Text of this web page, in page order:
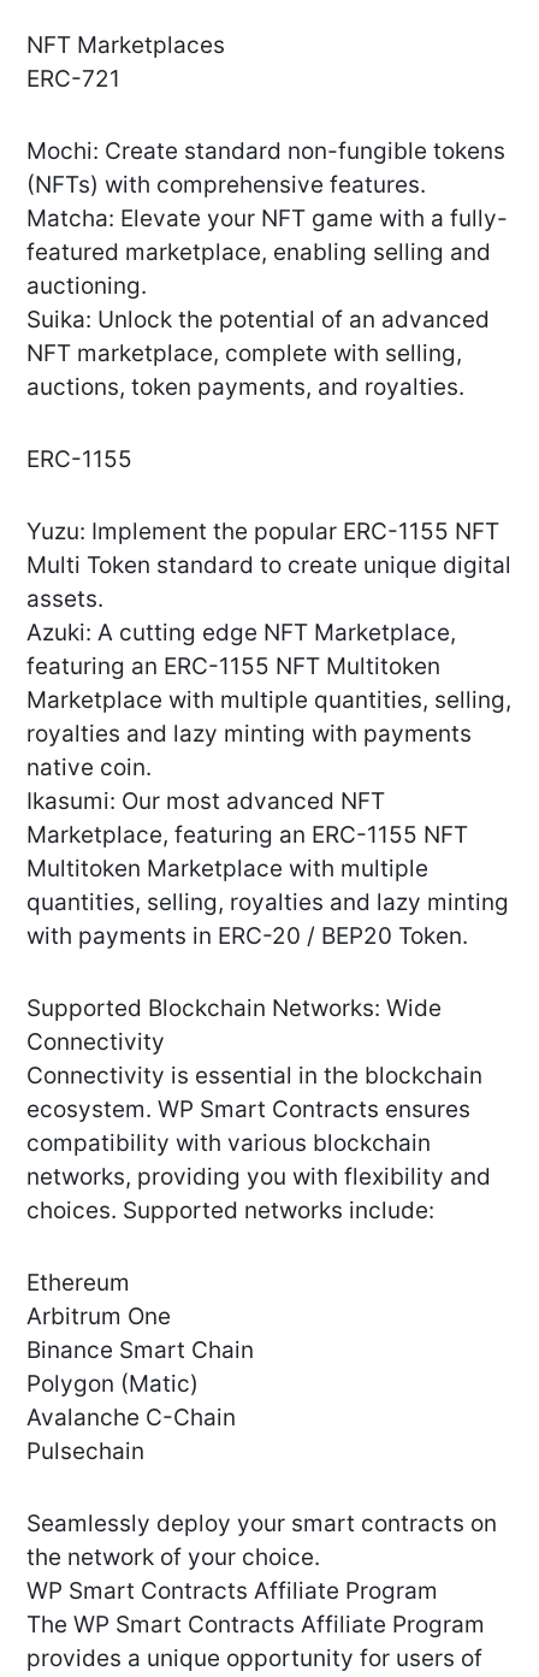
NFT Marketplaces
ERC-721
Mochi: Create standard non-fungible tokens
(NFTs) with comprehensive features.
Matcha: Elevate your NFT game with a fully-
featured marketplace, enabling selling and
auctioning.
Suika: Unlock the potential of an advanced
NFT marketplace, complete with selling,
auctions, token payments, and royalties.
ERC-1155
Yuzu: Implement the popular ERC-1155 NFT
Multi Token standard to create unique digital
assets.
Azuki: A cutting edge NFT Marketplace,
featuring an ERC-1155 NFT Multitoken
Marketplace with multiple quantities, selling,
royalties and lazy minting with payments
native coin.
Ikasumi: Our most advanced NFT
Marketplace, featuring an ERC-1155 NFT
Multitoken Marketplace with multiple
quantities, selling, royalties and lazy minting
with payments in ERC-20 / BEP20 Token.
Supported Blockchain Networks: Wide
Connectivity
Connectivity is essential in the blockchain
ecosystem. WP Smart Contracts ensures
compatibility with various blockchain
networks, providing you with flexibility and
choices. Supported networks include:
Ethereum
Arbitrum One
Binance Smart Chain
Polygon (Matic)
Avalanche C-Chain
Pulsechain
Seamlessly deploy your smart contracts on
the network of your choice.
WP Smart Contracts Affiliate Program
The WP Smart Contracts Affiliate Program
provides a unique opportunity for users of